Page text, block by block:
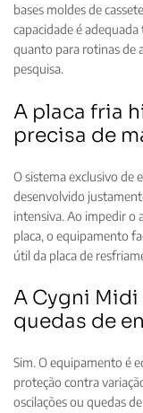
bases moldes de
capacidade é
quanto para rotinas de
pesquisa.
A placa fria
precisa de
O sistema exclusivo de
desenvolvido
intensiva. Ao impedir o
placa, o equipamento
útil da placa de
A Cygni
quedas de
Sim. O equipamento é
proteção contra
oscilações ou quedas